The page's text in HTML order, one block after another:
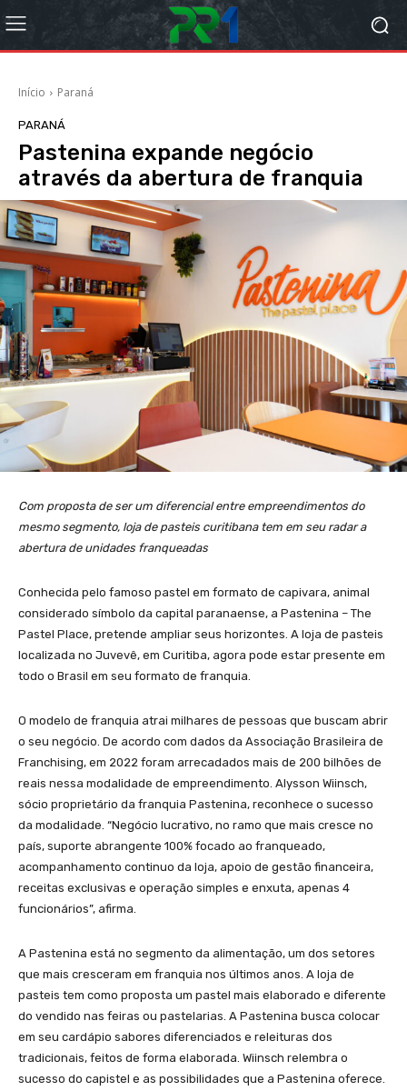
Início Paraná
PARANÁ
Pastenina expande negócio
através da abertura de franquia
Com proposta de ser um diferencial entre empreendimentos do
mesmo segmento, loja de pasteis curitibana tem em seu radar a
abertura de unidades franqueadas
Conhecida pelo famoso pastel em formato de capivara, animal
considerado símbolo da capital paranaense, a Pastenina – The
Pastel Place, pretende ampliar seus horizontes. A loja de pasteis
localizada no Juvevê, em Curitiba, agora pode estar presente em
todo o Brasil em seu formato de franquia.
O modelo de franquia atrai milhares de pessoas que buscam abrir
o seu negócio. De acordo com dados da Associação Brasileira de
Franchising, em 2022 foram arrecadados mais de 200 bilhões de
reais nessa modalidade de empreendimento. Alysson Wiinsch,
sócio proprietário da franquia Pastenina, reconhece o sucesso
da modalidade. “Negócio lucrativo, no ramo que mais cresce no
país, suporte abrangente 100% focado ao franqueado,
acompanhamento continuo da loja, apoio de gestão financeira,
receitas exclusivas e operação simples e enxuta, apenas 4
funcionários”, afirma.
A Pastenina está no segmento da alimentação, um dos setores
que mais cresceram em franquia nos últimos anos. A loja de
pasteis tem como proposta um pastel mais elaborado e diferente
do vendido nas feiras ou pastelarias. A Pastenina busca colocar
em seu cardápio sabores diferenciados e releituras dos
tradicionais, feitos de forma elaborada. Wiinsch relembra o
sucesso do capistel e as possibilidades que a Pastenina oferece.